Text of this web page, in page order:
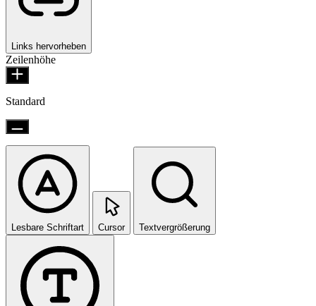
Links hervorheben
Zeilenhöhe
Standard
Lesbare Schriftart Cursor Textvergrößerung